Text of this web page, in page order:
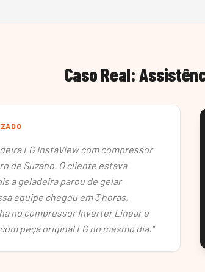
Caso Real:
LG InstaView com compressor
de Suzano. O cliente estava
a geladeira parou de gelar
equipe chegou em 3 horas,
no compressor Inverter Linear e
peça original LG no mesmo dia."